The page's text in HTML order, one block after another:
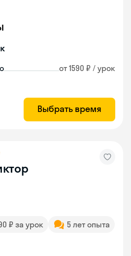
от 1590 ₽ / урок
Выбрать время
₽ за урок
5 лет опыта